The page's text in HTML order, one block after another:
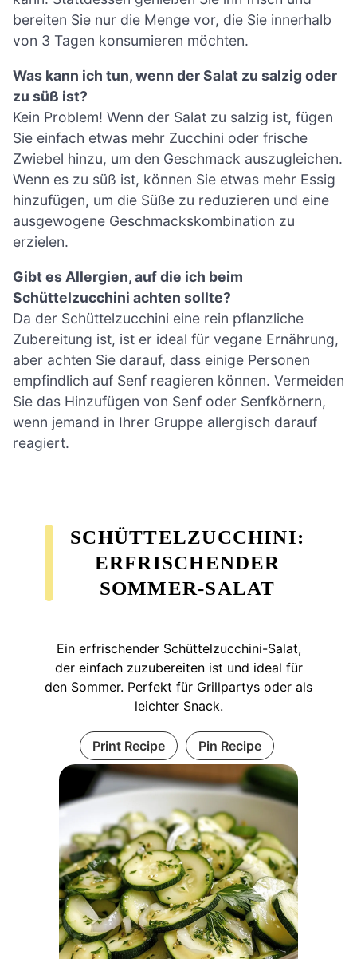
bereiten Sie nur die Menge vor, die Sie innerhalb
von 3 Tagen konsumieren möchten.
Was kann ich tun, wenn der Salat zu salzig oder
zu süß ist?
Kein Problem! Wenn der Salat zu salzig ist, fügen
Sie einfach etwas mehr Zucchini oder frische
Zwiebel hinzu, um den Geschmack auszugleichen.
Wenn es zu süß ist, können Sie etwas mehr Essig
hinzufügen, um die Süße zu reduzieren und eine
ausgewogene Geschmackskombination zu
erzielen.
Gibt es Allergien, auf die ich beim
Schüttelzucchini achten sollte?
Da der Schüttelzucchini eine rein pflanzliche
Zubereitung ist, ist er ideal für vegane Ernährung,
aber achten Sie darauf, dass einige Personen
empfindlich auf Senf reagieren können. Vermeiden
Sie das Hinzufügen von Senf oder Senfkörnern,
wenn jemand in Ihrer Gruppe allergisch darauf
reagiert.
SCHÜTTELZUCCHINI:
ERFRISCHENDER
SOMMER-SALAT
Ein erfrischender Schüttelzucchini-Salat,
der einfach zuzubereiten ist und ideal für
den Sommer. Perfekt für Grillpartys oder als
leichter Snack.
Print Recipe Pin Recipe